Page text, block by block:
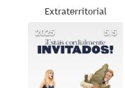
Extraterritorial
5.5
2025